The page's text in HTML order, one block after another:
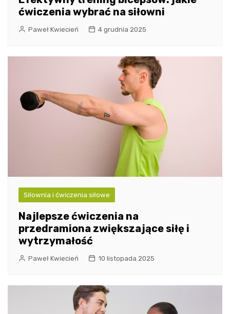
ćwiczenia wybrać na siłowni
Paweł Kwiecień 4 grudnia 2025
Siłownia i ćwiczenia siłowe
Najlepsze ćwiczenia na
przedramiona zwiększające siłę i
wytrzymałość
Paweł Kwiecień 10 listopada 2025